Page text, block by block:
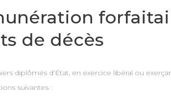
de décès
diplômés d’État, en exercice libéral ou
suivantes :